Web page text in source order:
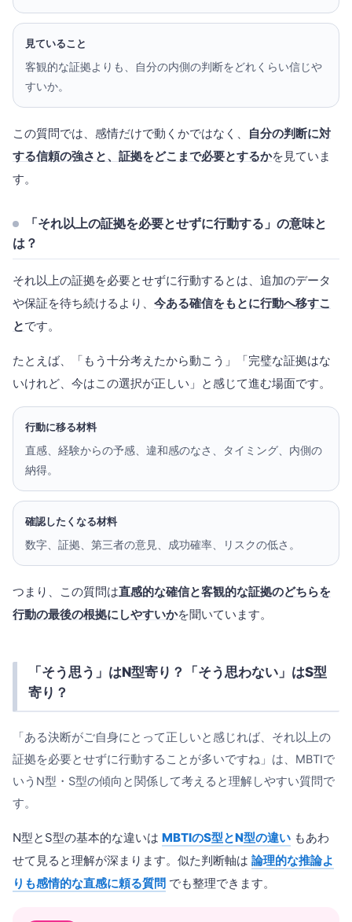
見ていること
客観的な証拠よりも、自分の内側の判断をどれくらい信じや
すいか。
この質問では、感情だけで動くかではなく、
自分の判断に対
する信頼の強さと、証拠をどこまで必要とするかを見ていま
す。
「それ以上の証拠を必要とせずに行動する」の意味と
は？
それ以上の証拠を必要とせずに行動するとは、追加のデータ
や保証を待ち続けるより、 今ある確信をもとに行動へ移すこ
とです。
たとえば、「もう十分考えたから動こう」「完璧な証拠はな
いけれど、今はこの選択が正しい」と感じて進む場面です。
行動に移る材料
直感、経験からの予感、違和感のなさ、タイミング、内側の
納得。
確認したくなる材料
数字、証拠、第三者の意見、成功確率、リスクの低さ。
つまり、この質問は直感的な確信と客観的な証拠のどちらを
行動の最後の根拠にしやすいかを聞いています。
「そう思う」はN型寄り？「そう思わない」はS型
寄り？
「ある決断がご自身にとって正しいと感じれば、それ以上の
証拠を必要とせずに行動することが多いですね」は、MBTIで
いうN型・S型の傾向と関係して考えると理解しやすい質問で
す。
N型とS型の基本的な違いは MBTIのS型とN型の違い もあわ
せて見ると理解が深まります。似た判断軸は 論理的な推論よ
りも感情的な直感に頼る質問 でも整理できます。